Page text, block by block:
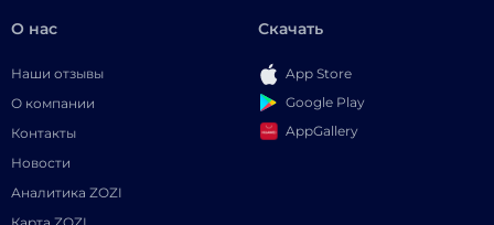
О нас
Наши отзывы
О компании
Контакты
Новости
Аналитика ZOZI
Скачать
App Store
Google Play
AppGallery